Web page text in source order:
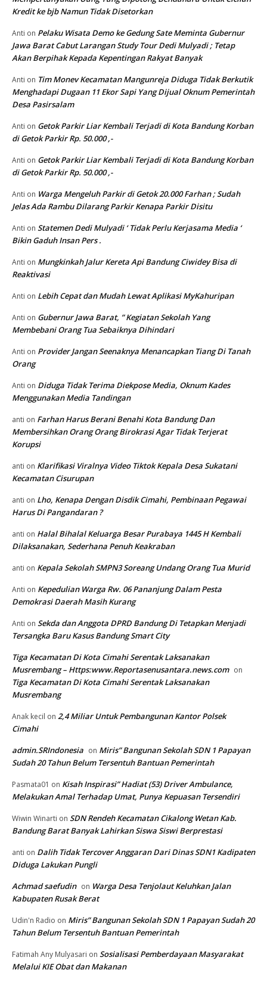
Kredit ke bjb Namun Tidak Disetorkan
Anti on Pelaku Wisata Demo ke Gedung Sate Meminta Gubernur
Jawa Barat Cabut Larangan Study Tour Dedi Mulyadi ; Tetap
Akan Berpihak Kepada Kepentingan Rakyat Banyak
Anti on Tim Monev Kecamatan Mangunreja Diduga Tidak Berkutik
Menghadapi Dugaan 11 Ekor Sapi Yang Dijual Oknum Pemerintah
Desa Pasirsalam
Anti on Getok Parkir Liar Kembali Terjadi di Kota Bandung Korban
di Getok Parkir Rp. 50.000 ,-
Anti on Getok Parkir Liar Kembali Terjadi di Kota Bandung Korban
di Getok Parkir Rp. 50.000 ,-
Anti on Warga Mengeluh Parkir di Getok 20.000 Farhan ; Sudah
Jelas Ada Rambu Dilarang Parkir Kenapa Parkir Disitu
Anti on Statemen Dedi Mulyadi ‘ Tidak Perlu Kerjasama Media ‘
Bikin Gaduh Insan Pers .
Anti on Mungkinkah Jalur Kereta Api Bandung Ciwidey Bisa di
Reaktivasi
Anti on Lebih Cepat dan Mudah Lewat Aplikasi MyKahuripan
Anti on Gubernur Jawa Barat, ” Kegiatan Sekolah Yang
Membebani Orang Tua Sebaiknya Dihindari
Anti on Provider Jangan Seenaknya Menancapkan Tiang Di Tanah
Orang
Anti on Diduga Tidak Terima Diekpose Media, Oknum Kades
Menggunakan Media Tandingan
anti on Farhan Harus Berani Benahi Kota Bandung Dan
Membersihkan Orang Orang Birokrasi Agar Tidak Terjerat
Korupsi
anti on Klarifikasi Viralnya Video Tiktok Kepala Desa Sukatani
Kecamatan Cisurupan
anti on Lho, Kenapa Dengan Disdik Cimahi, Pembinaan Pegawai
Harus Di Pangandaran ?
anti on Halal Bihalal Keluarga Besar Purabaya 1445 H Kembali
Dilaksanakan, Sederhana Penuh Keakraban
anti on Kepala Sekolah SMPN3 Soreang Undang Orang Tua Murid
Anti on Kepedulian Warga Rw. 06 Pananjung Dalam Pesta
Demokrasi Daerah Masih Kurang
Anti on Sekda dan Anggota DPRD Bandung Di Tetapkan Menjadi
Tersangka Baru Kasus Bandung Smart City
Tiga Kecamatan Di Kota Cimahi Serentak Laksanakan
Musrembang – Https:www.Reportasenusantara.news.com on
Tiga Kecamatan Di Kota Cimahi Serentak Laksanakan
Musrembang
Anak kecil on 2,4 Miliar Untuk Pembangunan Kantor Polsek
Cimahi
admin.SRIndonesia on Miris” Bangunan Sekolah SDN 1 Papayan
Sudah 20 Tahun Belum Tersentuh Bantuan Pemerintah
Pasmata01 on Kisah Inspirasi” Hadiat (53) Driver Ambulance,
Melakukan Amal Terhadap Umat, Punya Kepuasan Tersendiri
Wiwin Winarti on SDN Rendeh Kecamatan Cikalong Wetan Kab.
Bandung Barat Banyak Lahirkan Siswa Siswi Berprestasi
anti on Dalih Tidak Tercover Anggaran Dari Dinas SDN1 Kadipaten
Diduga Lakukan Pungli
Achmad saefudin on Warga Desa Tenjolaut Keluhkan Jalan
Kabupaten Rusak Berat
Udin'n Radio on Miris” Bangunan Sekolah SDN 1 Papayan Sudah 20
Tahun Belum Tersentuh Bantuan Pemerintah
Fatimah Any Mulyasari on Sosialisasi Pemberdayaan Masyarakat
Melalui KIE Obat dan Makanan